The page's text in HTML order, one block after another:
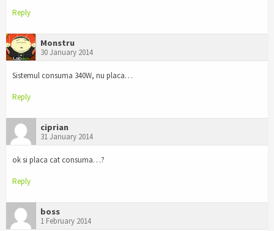
Reply
Monstru
30 January 2014
Sistemul consuma 340W, nu placa…
Reply
ciprian
31 January 2014
ok si placa cat consuma…?
Reply
boss
1 February 2014